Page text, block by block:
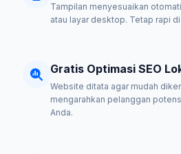
Tampilan menyesuaikan
atau layar desktop. Tetap rapi
Gratis Optimasi SEO
Website ditata agar mudah
mengarahkan pelanggan
Anda.